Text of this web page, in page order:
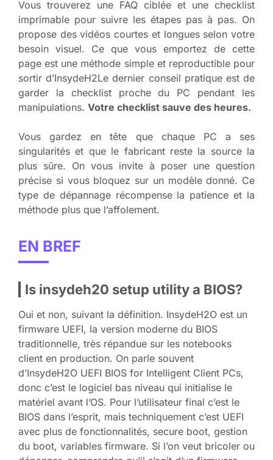
Vous trouverez une FAQ ciblée et une checklist
imprimable pour suivre les étapes pas à pas. On
propose des vidéos courtes et longues selon votre
besoin visuel. Ce que vous emportez de cette
page est une méthode simple et reproductible pour
sortir d’InsydeH2Le dernier conseil pratique est de
garder la checklist proche du PC pendant les
manipulations. Votre checklist sauve des heures.
Vous gardez en tête que chaque PC a ses
singularités et que le fabricant reste la source la
plus sûre. On vous invite à poser une question
précise si vous bloquez sur un modèle donné. Ce
type de dépannage récompense la patience et la
méthode plus que l’affolement.
EN BREF
Is insydeh20 setup utility a BIOS?
Oui et non, suivant la définition. InsydeH2O est un
firmware UEFI, la version moderne du BIOS
traditionnelle, très répandue sur les notebooks
client en production. On parle souvent
d’InsydeH2O UEFI BIOS for Intelligent Client PCs,
donc c’est le logiciel bas niveau qui initialise le
matériel avant l’OS. Pour l’utilisateur final c’est le
BIOS dans l’esprit, mais techniquement c’est UEFI
avec plus de fonctionnalités, secure boot, gestion
du boot, variables firmware. Si l’on veut bricoler ou